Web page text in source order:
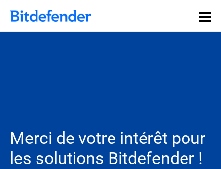
Souveraineté des données en cybersécurité : webinaire
en direct, le 30 juillet .Inscrivez-vous >>
Merci de votre intérêt pour
les solutions Bitdefender !